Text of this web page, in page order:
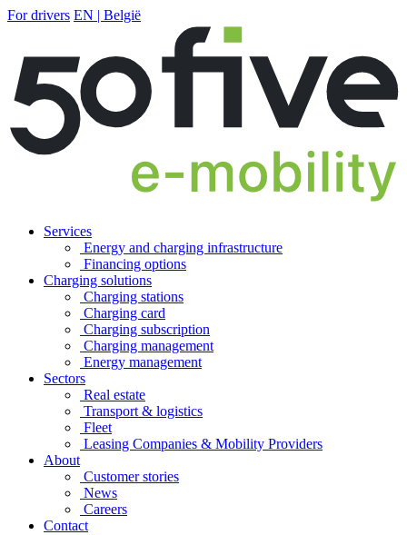
For drivers EN | België
Services
Energy and charging infrastructure
Financing options
Charging solutions
Charging stations
Charging card
Charging subscription
Charging management
Energy management
Sectors
Real estate
Transport & logistics
Fleet
Leasing Companies & Mobility Providers
About
Customer stories
News
Careers
Contact